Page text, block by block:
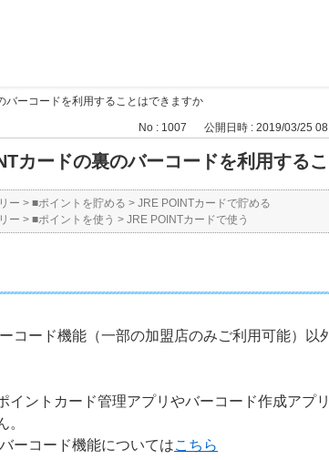
バーコードを利用することはできますか
No : 1007 公開日時 : 2019/03/25
カードの裏のバーコードを利用する
ー > ■ポイントを貯める > JRE POINTカードで貯める
ー > ■ポイントを使う > JRE POINTカードで使う
コード機能（一部の加盟店のみご利用可能）以
イントカード管理アプリやバーコード作成アプ
。
ーコード機能についてはこちら